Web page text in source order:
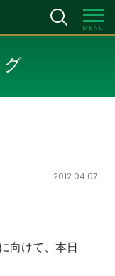
MENU
2012.04.07
向けて、本日